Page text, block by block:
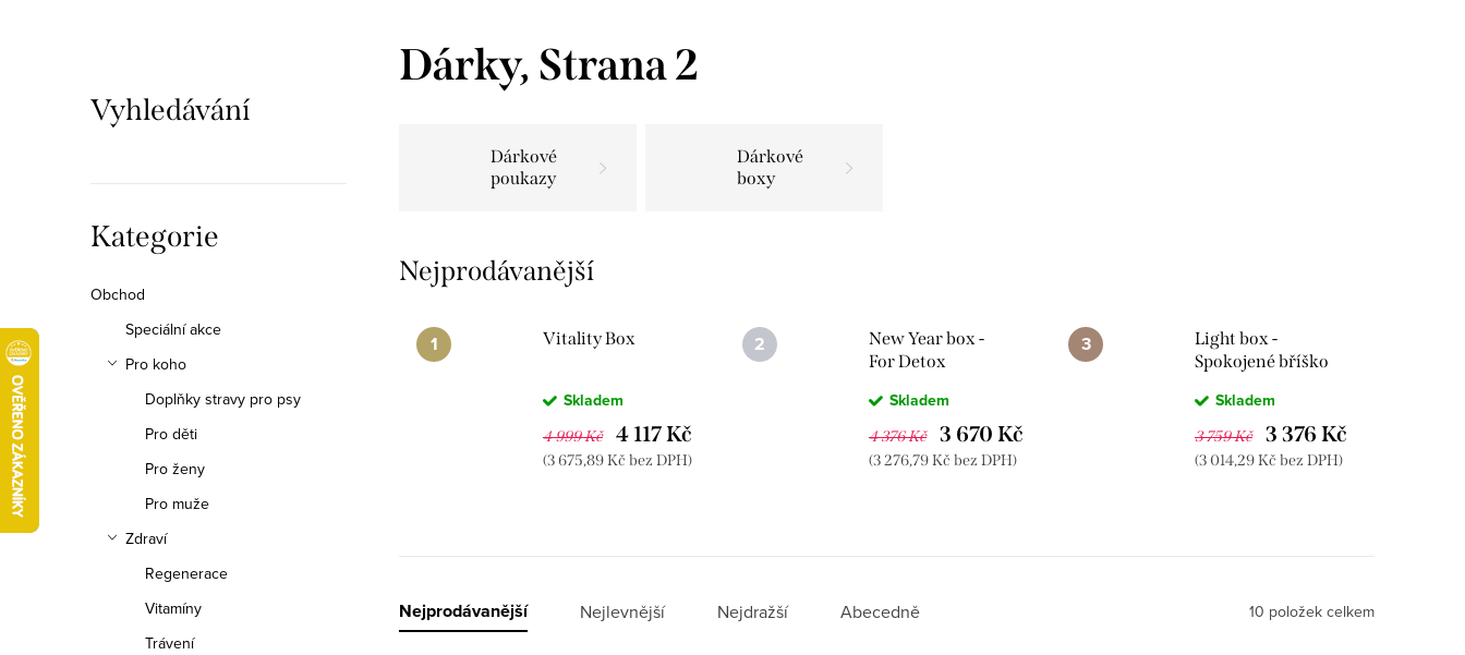
o
r
n
n
n
Vyhledávání
Přeskočit
kategorie
Kategorie
Obchod
Speciální akce
Pro koho
Doplňky stravy pro psy
Pro děti
Pro ženy
Pro muže
Zdraví
Regenerace
Vitamíny
Trávení
Dárky, Strana 2
Dárkové
poukazy
Dárkové
boxy
Nejprodávanější
Vitality Box
Skladem
4 999 Kč 4 117 Kč
(3 675,89 Kč bez DPH)
New Year box -
For Detox
Skladem
4 376 Kč 3 670 Kč
(3 276,79 Kč bez DPH)
Light box -
Spokojené bříško
Skladem
3 759 Kč 3 376 Kč
(3 014,29 Kč bez DPH)
Ř
Nejprodávanější Nejlevnější Nejdražší Abecedně 10 položek celkem